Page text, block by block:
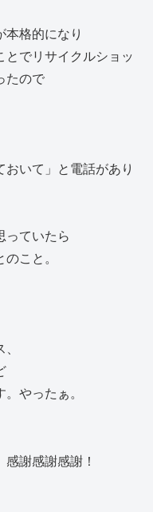
格的になり
でリサイクルショッ
たので
いて」と電話があり
っていたら
こと。
やったぁ。
謝感謝感謝！